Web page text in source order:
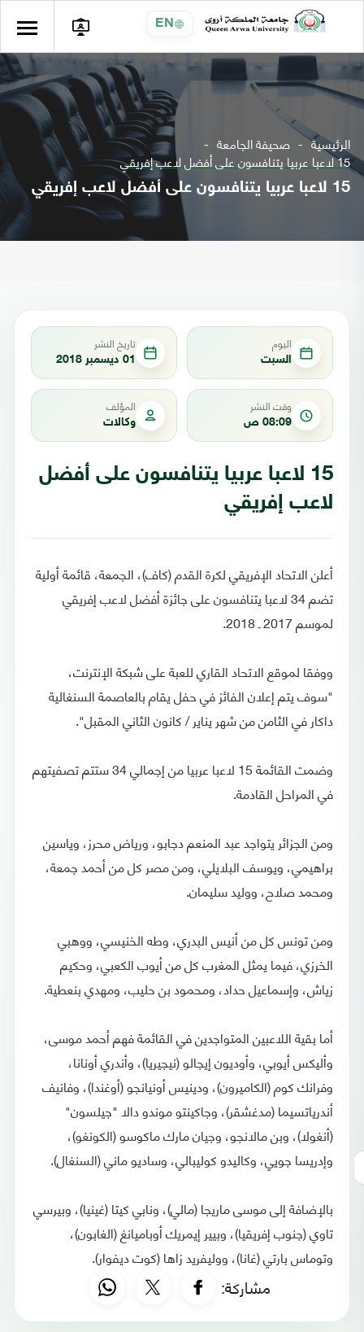
EN
الرئيسية صحيفة الجامعة
15 لاعبا عربيا يتنافسون على أفضل لاعب إفريقي
15 لاعبا عربيا يتنافسون على أفضل لاعب إفريقي
اليوم
السبت
تاريخ النشر
01 ديسمبر 2018
وقت النشر
08:09 ص
المؤلف
وكالات
15 لاعبا عربيا يتنافسون على أفضل
لاعب إفريقي
أعلن الاتحاد الإفريقي لكرة القدم (كاف)، الجمعة، قائمة أولية
تضم 34 لاعبا يتنافسون على جائزة أفضل لاعب إفريقي
لموسم 2017 ـ 2018.
ووفقا لموقع الاتحاد القاري للعبة على شبكة الإنترنت،
"سوف يتم إعلان الفائز في حفل يقام بالعاصمة السنغالية
داكار في الثامن من شهر يناير / كانون الثاني المقبل".
وضمت القائمة 15 لاعبا عربيا من إجمالي 34 ستتم تصفيتهم
في المراحل القادمة.
ومن الجزائر يتواجد عبد المنعم دجابو، ورياض محرز، وياسين
براهيمي، ويوسف البلايلي، ومن مصر كل من أحمد جمعة،
ومحمد صلاح، ووليد سليمان.
ومن تونس كل من أنيس البدري، وطه الخنيسي، ووهبي
الخرزي، فيما يمثل المغرب كل من أيوب الكعبي، وحكيم
زياش، وإسماعيل حداد، ومحمود بن حليب، ومهدي بنعطية.
أما بقية اللاعبين المتواجدين في القائمة فهم أحمد موسى،
وأليكس أيوبي، وأوديون إيجالو (نيجيريا)، وأندري أونانا،
وفرانك كوم (الكاميرون)، ودينيس أونيانجو (أوغندا)، وفانيف
أندرياتسيما (مدغشقر)، وجاكينتو موندو دالا "جيلسون"
(أنغولا)، وبن مالانجو، وجيان مارك ماكوسو (الكونغو)،
وإدريسا جويي، وكاليدو كوليبالي، وساديو ماني (السنغال).
بالإضافة إلى موسى ماريجا (مالي)، ونابي كيتا (غينيا)، وبيرسي
تاوي (جنوب إفريقيا)، وبيير إيمريك أوباميانغ (الغابون)،
وتوماس بارتي (غانا)، ووليفريد زاها (كوت ديفوار).
مشاركة: